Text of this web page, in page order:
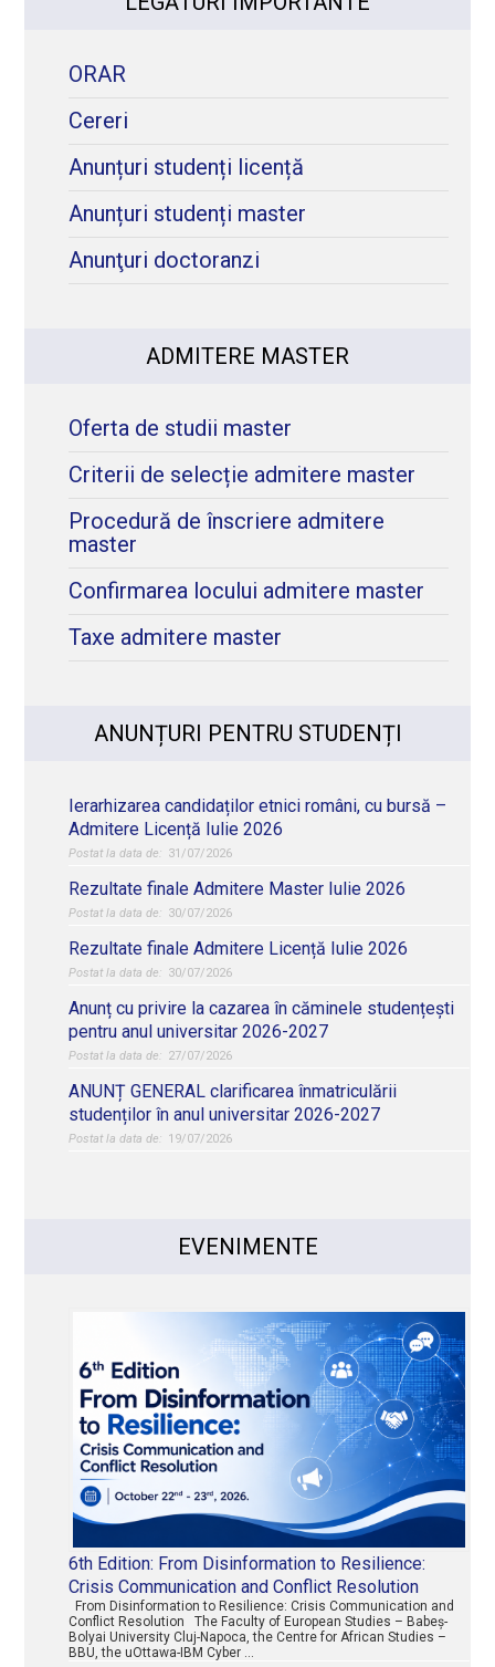
ORAR
Cereri
Anunțuri studenți licență
Anunțuri studenți master
Anunţuri doctoranzi
ADMITERE MASTER
Oferta de studii master
Criterii de selecție admitere master
Procedură de înscriere admitere
master
Confirmarea locului admitere master
Taxe admitere master
ANUNȚURI PENTRU STUDENȚI
Ierarhizarea candidaților etnici români, cu bursă –
Admitere Licență Iulie 2026
31/07/2026
Rezultate finale Admitere Master Iulie 2026
30/07/2026
Rezultate finale Admitere Licență Iulie 2026
30/07/2026
Anunț cu privire la cazarea în căminele studențești
pentru anul universitar 2026-2027
27/07/2026
ANUNȚ GENERAL clarificarea înmatriculării
studenților în anul universitar 2026-2027
19/07/2026
EVENIMENTE
6th Edition: From Disinformation to Resilience:
Crisis Communication and Conflict Resolution
From Disinformation to Resilience: Crisis Communication and
Conflict Resolution The Faculty of European Studies – Babeș-
Bolyai University Cluj-Napoca, the Centre for African Studies –
BBU, the uOttawa-IBM Cyber …